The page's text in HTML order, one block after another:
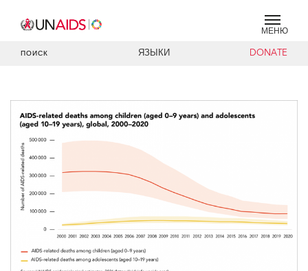
МЕНЮ
ПОИСК ЯЗЫКИ DONATE